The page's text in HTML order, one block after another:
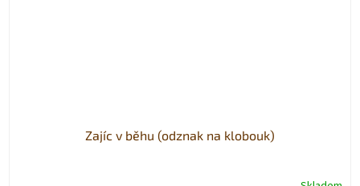
Zajíc v běhu (odznak na klobouk)